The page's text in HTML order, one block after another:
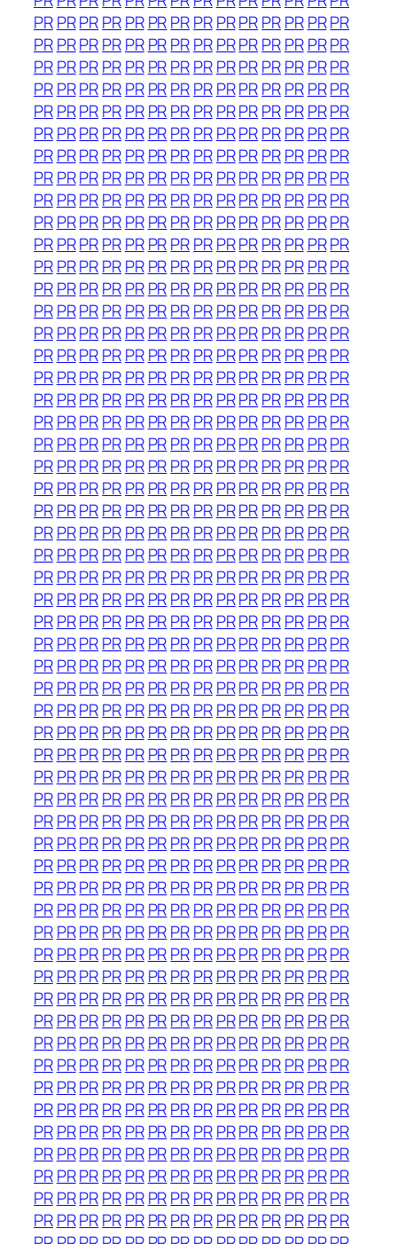
PRPRPRPRPR PRPRPRPRPRPRPR PRPR
PRPRPRPRPR PRPRPRPRPRPRPR PRPR
PRPRPRPRPR PRPRPRPRPRPRPR PRPR
PRPRPRPRPR PRPRPRPRPRPRPR PRPR
PRPRPRPRPR PRPRPRPRPRPRPR PRPR
PRPRPRPRPR PRPRPRPRPRPRPR PRPR
PRPRPRPRPR PRPRPRPRPRPRPR PRPR
PRPRPRPRPR PRPRPRPRPRPRPR PRPR
PRPRPRPRPR PRPRPRPRPRPRPR PRPR
PRPRPRPRPR PRPRPRPRPRPRPR PRPR
PRPRPRPRPR PRPRPRPRPRPRPR PRPR
PRPRPRPRPR PRPRPRPRPRPRPR PRPR
PRPRPRPRPR PRPRPRPRPRPRPR PRPR
PRPRPRPRPR PRPRPRPRPRPRPR PRPR
PRPRPRPRPR PRPRPRPRPRPRPR PRPR
PRPRPRPRPR PRPRPRPRPRPRPR PRPR
PRPRPRPRPR PRPRPRPRPRPRPR PRPR
PRPRPRPRPR PRPRPRPRPRPRPR PRPR
PRPRPRPRPR PRPRPRPRPRPRPR PRPR
PRPRPRPRPR PRPRPRPRPRPRPR PRPR
PRPRPRPRPR PRPRPRPRPRPRPR PRPR
PRPRPRPRPR PRPRPRPRPRPRPR PRPR
PRPRPRPRPR PRPRPRPRPRPRPR PRPR
PRPRPRPRPR PRPRPRPRPRPRPR PRPR
PRPRPRPRPR PRPRPRPRPRPRPR PRPR
PRPRPRPRPR PRPRPRPRPRPRPR PRPR
PRPRPRPRPR PRPRPRPRPRPRPR PRPR
PRPRPRPRPR PRPRPRPRPRPRPR PRPR
PRPRPRPRPR PRPRPRPRPRPRPR PRPR
PRPRPRPRPR PRPRPRPRPRPRPR PRPR
PRPRPRPRPR PRPRPRPRPRPRPR PRPR
PRPRPRPRPR PRPRPRPRPRPRPR PRPR
PRPRPRPRPR PRPRPRPRPRPRPR PRPR
PRPRPRPRPR PRPRPRPRPRPRPR PRPR
PRPRPRPRPR PRPRPRPRPRPRPR PRPR
PRPRPRPRPR PRPRPRPRPRPRPR PRPR
PRPRPRPRPR PRPRPRPRPRPRPR PRPR
PRPRPRPRPR PRPRPRPRPRPRPR PRPR
PRPRPRPRPR PRPRPRPRPRPRPR PRPR
PRPRPRPRPR PRPRPRPRPRPRPR PRPR
PRPRPRPRPR PRPRPRPRPRPRPR PRPR
PRPRPRPRPR PRPRPRPRPRPRPR PRPR
PRPRPRPRPR PRPRPRPRPRPRPR PRPR
PRPRPRPRPR PRPRPRPRPRPRPR PRPR
PRPRPRPRPR PRPRPRPRPRPRPR PRPR
PRPRPRPRPR PRPRPRPRPRPRPR PRPR
PRPRPRPRPR PRPRPRPRPRPRPR PRPR
PRPRPRPRPR PRPRPRPRPRPRPR PRPR
PRPRPRPRPR PRPRPRPRPRPRPR PRPR
PRPRPRPRPR PRPRPRPRPRPRPR PRPR
PRPRPRPRPR PRPRPRPRPRPRPR PRPR
PRPRPRPRPR PRPRPRPRPRPRPR PRPR
PRPRPRPRPR PRPRPRPRPRPRPR PRPR
PRPRPRPRPR PRPRPRPRPRPRPR PRPR
PRPRPRPRPR PRPRPRPRPRPRPR PRPR